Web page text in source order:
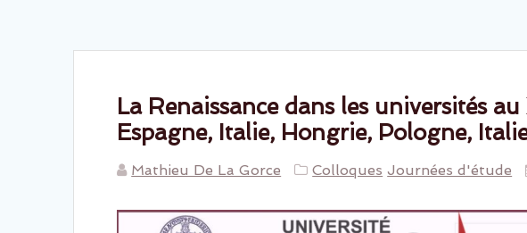
La Renaissance dans les universités
Espagne, Italie, Hongrie, Pologne,
Mathieu De La Gorce Colloques Journées d'étude